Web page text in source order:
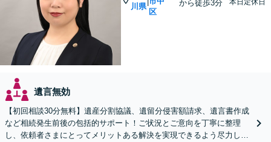
川県
区
から徒歩3分
本日定休日
遺言無効
【初回相談30分無料】遺産分割協議、遺留分侵害額請求、遺言書作成
など相続発生前後の包括的サポート！ご状況とご意向を丁寧に整理
し、依頼者さまにとってメリットある解決を実現できるよう尽力しま